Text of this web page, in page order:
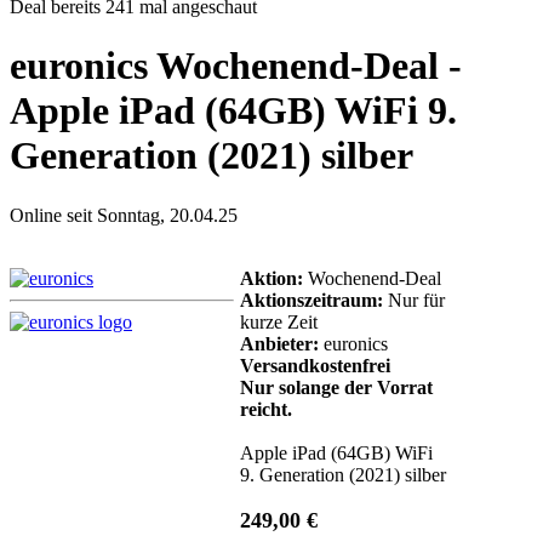
Deal bereits 241 mal angeschaut
euronics Wochenend-Deal -
Apple iPad (64GB) WiFi 9.
Generation (2021) silber
Online seit Sonntag, 20.04.25
Aktion: Wochenend-Deal
Aktionszeitraum: Nur für
kurze Zeit
Anbieter: euronics
Versandkostenfrei
Nur solange der Vorrat
reicht.
Apple iPad (64GB) WiFi
9. Generation (2021) silber
249,00 €